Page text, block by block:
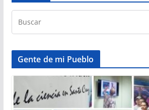
Gente de mi Pueblo